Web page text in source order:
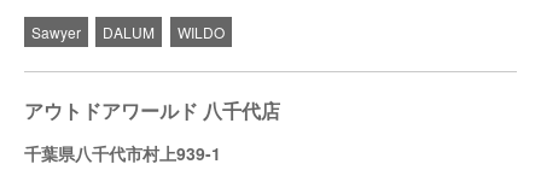
Sawyer DALUM WILDO
アウトドアワールド 八千代店
千葉県八千代市村上939-1